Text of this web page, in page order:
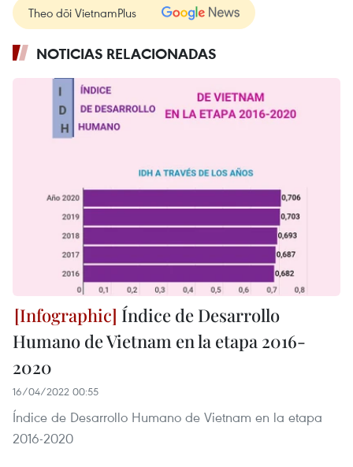
Theo dõi VietnamPlus
NOTICIAS RELACIONADAS
Índice de Desarrollo
Humano de Vietnam en la etapa 2016-
2020
16/04/2022 00:55
Índice de Desarrollo Humano de Vietnam en la etapa
2016-2020